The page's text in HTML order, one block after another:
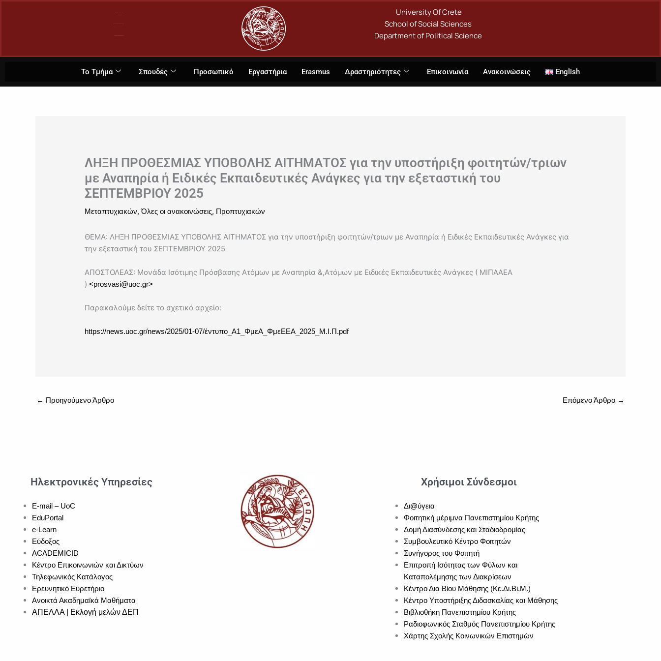
University Of Crete
School of Social Sciences
Department of Political Science
Το Τμήμα Σπουδές Προσωπικό Εργαστήρια Erasmus Δραστηριότητες Επικοινωνία Ανακοινώσεις English
ΛΗΞΗ ΠΡΟΘΕΣΜΙΑΣ ΥΠΟΒΟΛΗΣ ΑΙΤΗΜΑΤΟΣ για την υποστήριξη φοιτητών/τριων
με Αναπηρία ή Ειδικές Εκπαιδευτικές Ανάγκες για την εξεταστική του
ΣΕΠΤΕΜΒΡΙΟΥ 2025
Μεταπτυχιακών,Όλες οι ανακοινώσεις, Προπτυχιακών
ΘΕΜΑ: ΛΗΞΗ ΠΡΟΘΕΣΜΙΑΣ ΥΠΟΒΟΛΗΣ ΑΙΤΗΜΑΤΟΣ για την υποστήριξη φοιτητών/τριων με Αναπηρία ή Ειδικές Εκπαιδευτικές Ανάγκες για
την εξεταστική του ΣΕΠΤΕΜΒΡΙΟΥ 2025
ΑΠΟΣΤΟΛΕΑΣ: Μονάδα Ισότιμης Πρόσβασης Ατόμων με Αναπηρία &,Ατόμων με Ειδικές Εκπαιδευτικές Ανάγκες ( ΜΙΠΑΑΕΑ
)<prosvasi@uoc.gr>
Παρακαλούμε δείτε το σχετικό αρχείο:
https://news.uoc.gr/news/2025/01-07/έντυπο_Α1_ΦμεΑ_ΦμεΕΕΑ_2025_Μ.Ι.Π.pdf
← Προηγούμενο Άρθρο Επόμενο Άρθρο →
Ηλεκτρονικές Υπηρεσίες
E-mail – UoC
EduPortal
e-Learn
Εύδοξος
ACADEMICID
Κέντρο Επικοινωνιών και Δικτύων
Τηλεφωνικός Κατάλογος
Ερευνητικό Ευρετήριο
Ανοικτά Ακαδημαϊκά Μαθήματα
ΑΠΕΛΛΑ | Εκλογή μελών ΔΕΠ
Χρήσιμοι Σύνδεσμοι
Δι@ύγεια
Φοιτητική μέριμνα Πανεπιστημίου Κρήτης
Δομή Διασύνδεσης και Σταδιοδρομίας
Συμβουλευτικό Κέντρο Φοιτητών
Συνήγορος του Φοιτητή
Επιτροπή Ισότητας των Φύλων και
Καταπολέμησης των Διακρίσεων
Κέντρο Δια Βίου Μάθησης (Κε.Δι.Βι.Μ.)
Κέντρο Υποστήριξης Διδασκαλίας και Μάθησης
Βιβλιοθήκη Πανεπιστημίου Κρήτης
Ραδιοφωνικός Σταθμός Πανεπιστημίου Κρήτης
Χάρτης Σχολής Κοινωνικών Επιστημών